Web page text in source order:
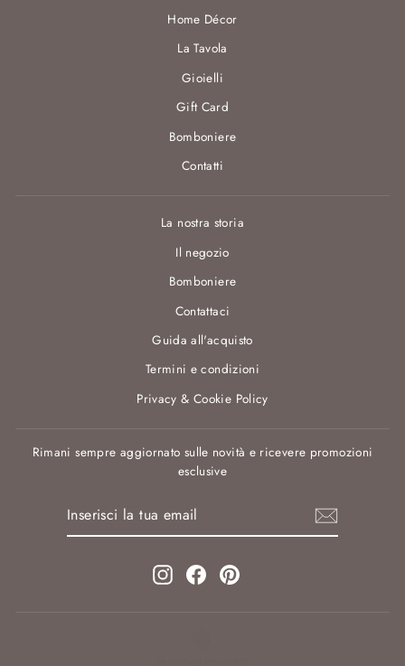
Home Décor
La Tavola
Gioielli
Gift Card
Bomboniere
Contatti
La nostra storia
Il negozio
Bomboniere
Contattaci
Guida all'acquisto
Termini e condizioni
Privacy & Cookie Policy
Rimani sempre aggiornato sulle novità e ricevere promozioni
esclusive
InstagramFacebookPinterest